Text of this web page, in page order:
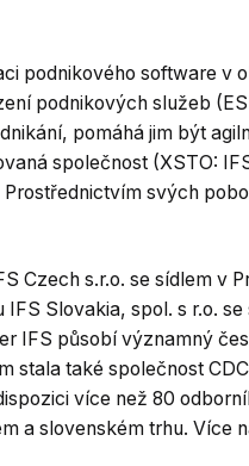
podnikového software v
podnikových služeb
pomáhá jim být
společnost (XSTO:
svých
Czech s.r.o. se sídlem v
Slovakia, spol. s r.o. se
IFS působí významný
stala také společnost
více než 80
a slovenském trhu. Více